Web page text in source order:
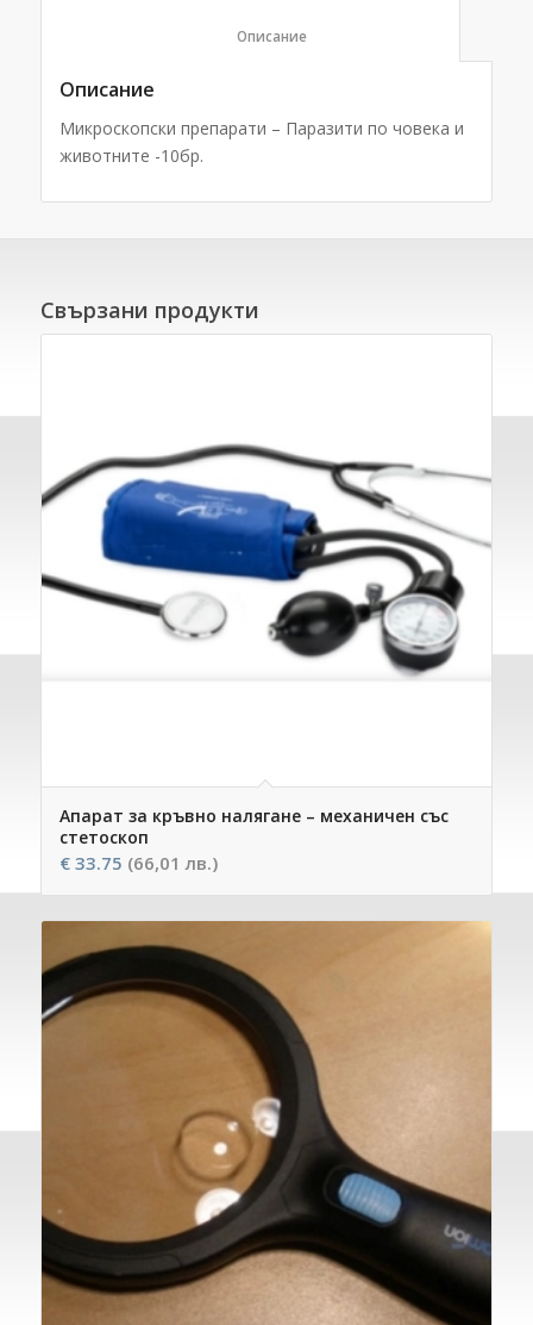
						Описание
Описание
Микроскопски препарати – Паразити по човека и
животните -10бр.
Свързани продукти
Апарат за кръвно налягане – механичен със
стетоскоп
€33.75 (66,01 лв.)